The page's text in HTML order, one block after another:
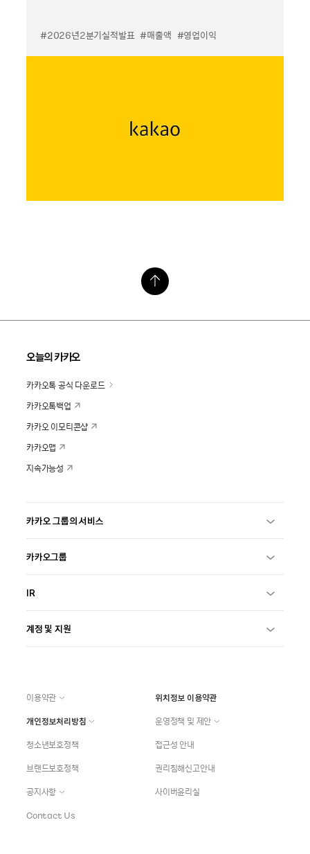
#2026년2분기실적발표 #매출액 #영업이익
오늘의 카카오
카카오톡 공식 다운로드
카카오톡백업
카카오 이모티콘샵
카카오맵
지속가능성
카카오 그룹의 서비스
카카오그룹
IR
계정 및 지원
이용약관
위치정보 이용약관
개인정보처리방침
운영정책 및 제안
청소년보호정책
접근성 안내
브랜드보호정책
권리침해신고안내
공지사항
사이버윤리실
Contact Us